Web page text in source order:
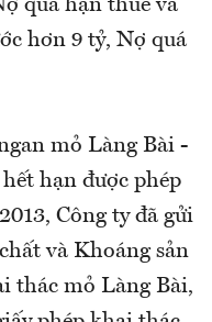
quá hạn thuế và
hơn 9 tỷ, Nợ quá
mỏ Làng Bài -
hạn được phép
Công ty đã gửi
và Khoáng sản
thác mỏ Làng Bài,